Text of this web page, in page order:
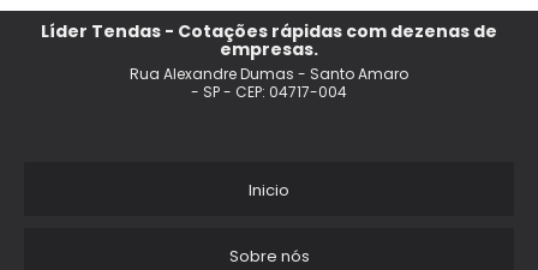
FORNECEDORES DE TENDAS PARA EVENTOS
TENDA PERSONALIZADO
Líder Tendas - Cotações rápidas com dezenas de
empresas.
Rua Alexandre Dumas - Santo Amaro
- SP - CEP: 04717-004
Inicio
Sobre nós